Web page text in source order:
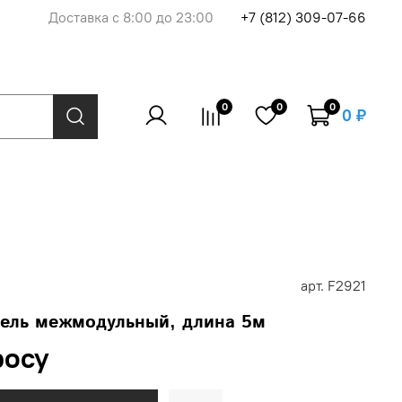
Доставка с 8:00 до 23:00 +7 (812) 309-07-66
0 0 0 0 ₽
арт. F2921
межмодульный, длина 5м